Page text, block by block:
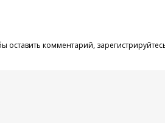
оставить комментарий,